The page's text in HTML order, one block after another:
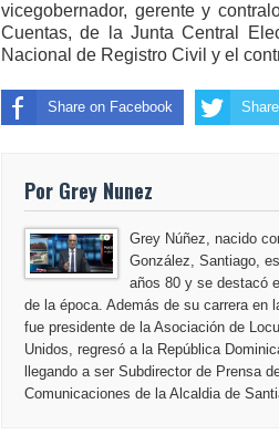
vicegobernador, gerente y
Cuentas, de la Junta Central
Nacional de Registro Civil y el
Share on Facebook
Por Grey Nunez
Grey Núñez, nacido
González, Santiago,
años 80 y se destacó
de la época. Además de su carrera en
fue presidente de la Asociación de
Unidos, regresó a la República
llegando a ser Subdirector de Prensa
Comunicaciones de la Alcaldia de